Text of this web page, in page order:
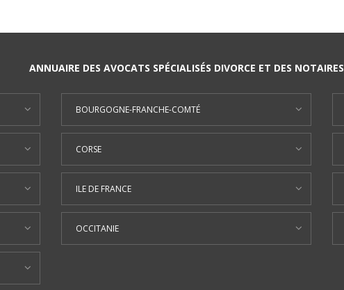
ANNUAIRE DES AVOCATS SPÉCIALISÉS DIVORCE ET DES NOTAIRES
BOURGOGNE-FRANCHE-COMTÉ
CORSE
ILE DE FRANCE
OCCITANIE